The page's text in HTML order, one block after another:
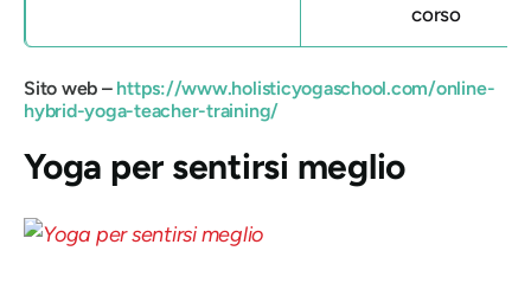
corso
Sito web – https://www.holisticyogaschool.com/online-
hybrid-yoga-teacher-training/
Yoga per sentirsi meglio